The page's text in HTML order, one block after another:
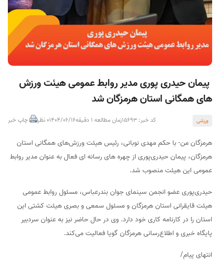
پیمان حیدری پوری مدیر روابط عمومی هیئت ورزش
های همگانی استان هرمزگان شد
ورزشی کد خبر: 15693 زمان مطالعه 1 دقیقه 1404/06/160 نظر چاپ خبر
هرمزگان من- با حکم مهدی نوبانی، رئیس هیئت ورزش‌های همگانی استان
هرمزگان، پیمان حیدری‌پوری از چهره های رسانه ای فعال به عنوان مدیر روابط
عمومی این هیئت منصوب شد.
حیدری‌پوری عضو انجمن سینمای جوان بندرعباس، مسئول روابط عمومی
هیئت قایقرانی استان هرمزگان و مسئول سمعی و بصری هیئت کشتی این
استان را در کارنامه کاری خود دارد. وی در حال حاضر نیز به عنوان سردبیر
پایگاه خبری و اطلاع‌رسانی هرمزگان گویا فعالیت می‌کند.
انتهای پیام/